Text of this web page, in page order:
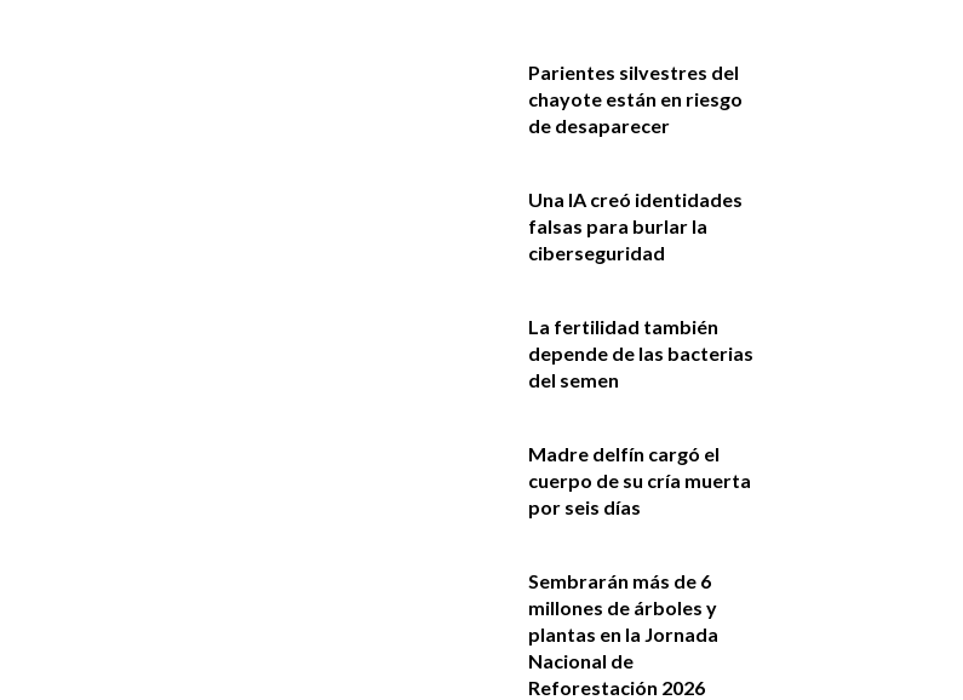
Parientes silvestres del
chayote están en riesgo
de desaparecer
Una IA creó identidades
falsas para burlar la
ciberseguridad
La fertilidad también
depende de las bacterias
del semen
Madre delfín cargó el
cuerpo de su cría muerta
por seis días
Sembrarán más de 6
millones de árboles y
plantas en la Jornada
Nacional de
Reforestación 2026